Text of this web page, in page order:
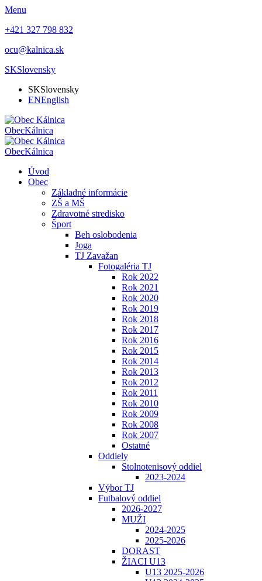
Menu
+421 327 798 832
ocu@kalnica.sk
SKSlovensky
SKSlovensky
ENEnglish
ObecKálnica
ObecKálnica
Úvod
Obec
Základné informácie
ZŠ a MŠ
Zdravotné stredisko
Šport
Beh oslobodenia
Joga
TJ Zavažan
Fotogaléria TJ
Rok 2022
Rok 2021
Rok 2020
Rok 2019
Rok 2018
Rok 2017
Rok 2016
Rok 2015
Rok 2014
Rok 2013
Rok 2012
Rok 2011
Rok 2010
Rok 2009
Rok 2008
Rok 2007
Ostatné
Oddiely
Stolnotenisový oddiel
2023-2024
Výbor TJ
Futbalový oddiel
2026-2027
MUŽI
2024-2025
2025-2026
DORAST
ŽIACI U13
U13 2025-2026